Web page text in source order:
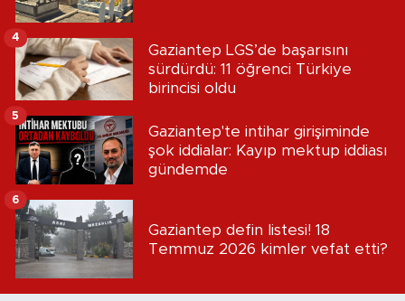
Gaziantep LGS’de başarısını
sürdürdü: 11 öğrenci Türkiye
birincisi oldu
4
Gaziantep'te intihar girişiminde
şok iddialar: Kayıp mektup iddiası
gündemde
5
Gaziantep defin listesi! 18
Temmuz 2026 kimler vefat etti?
6